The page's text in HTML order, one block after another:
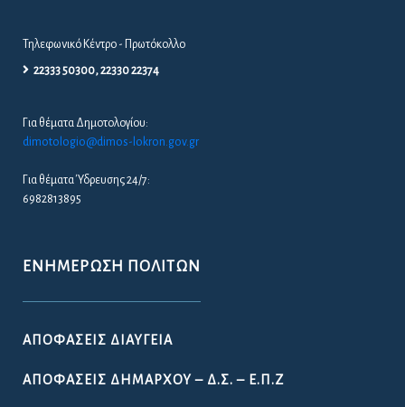
Τηλεφωνικό Κέντρο - Πρωτόκολλο
22333 50300, 22330 22374
Για θέματα Δημοτολογίου:
dimotologio@dimos-lokron.gov.gr
Για θέματα Ύδρευσης 24/7:
6982813895
ΕΝΗΜΈΡΩΣΗ ΠΟΛΙΤΏΝ
ΑΠΟΦΆΣΕΙΣ ΔΙΑΎΓΕΙΑ
ΑΠΟΦΆΣΕΙΣ ΔΗΜΆΡΧΟΥ – Δ.Σ. – Ε.Π.Ζ